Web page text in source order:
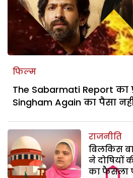
फिल्म
The Sabarmati Report का
Singham Again का पैसा
राजनीति
बिलकिस
ने दोषियों
का फैसला